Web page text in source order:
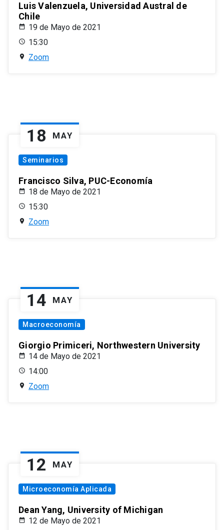
Luis Valenzuela, Universidad Austral de
Chile
19 de Mayo de 2021
15:30
Zoom
18 MAY
Seminarios
Francisco Silva, PUC-Economía
18 de Mayo de 2021
15:30
Zoom
14 MAY
Macroeconomía
Giorgio Primiceri, Northwestern University
14 de Mayo de 2021
14:00
Zoom
12 MAY
Microeconomía Aplicada
Dean Yang, University of Michigan
12 de Mayo de 2021